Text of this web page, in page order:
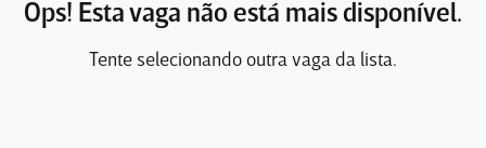
Ops! Esta vaga não está mais disponível.
Tente selecionando outra vaga da lista.